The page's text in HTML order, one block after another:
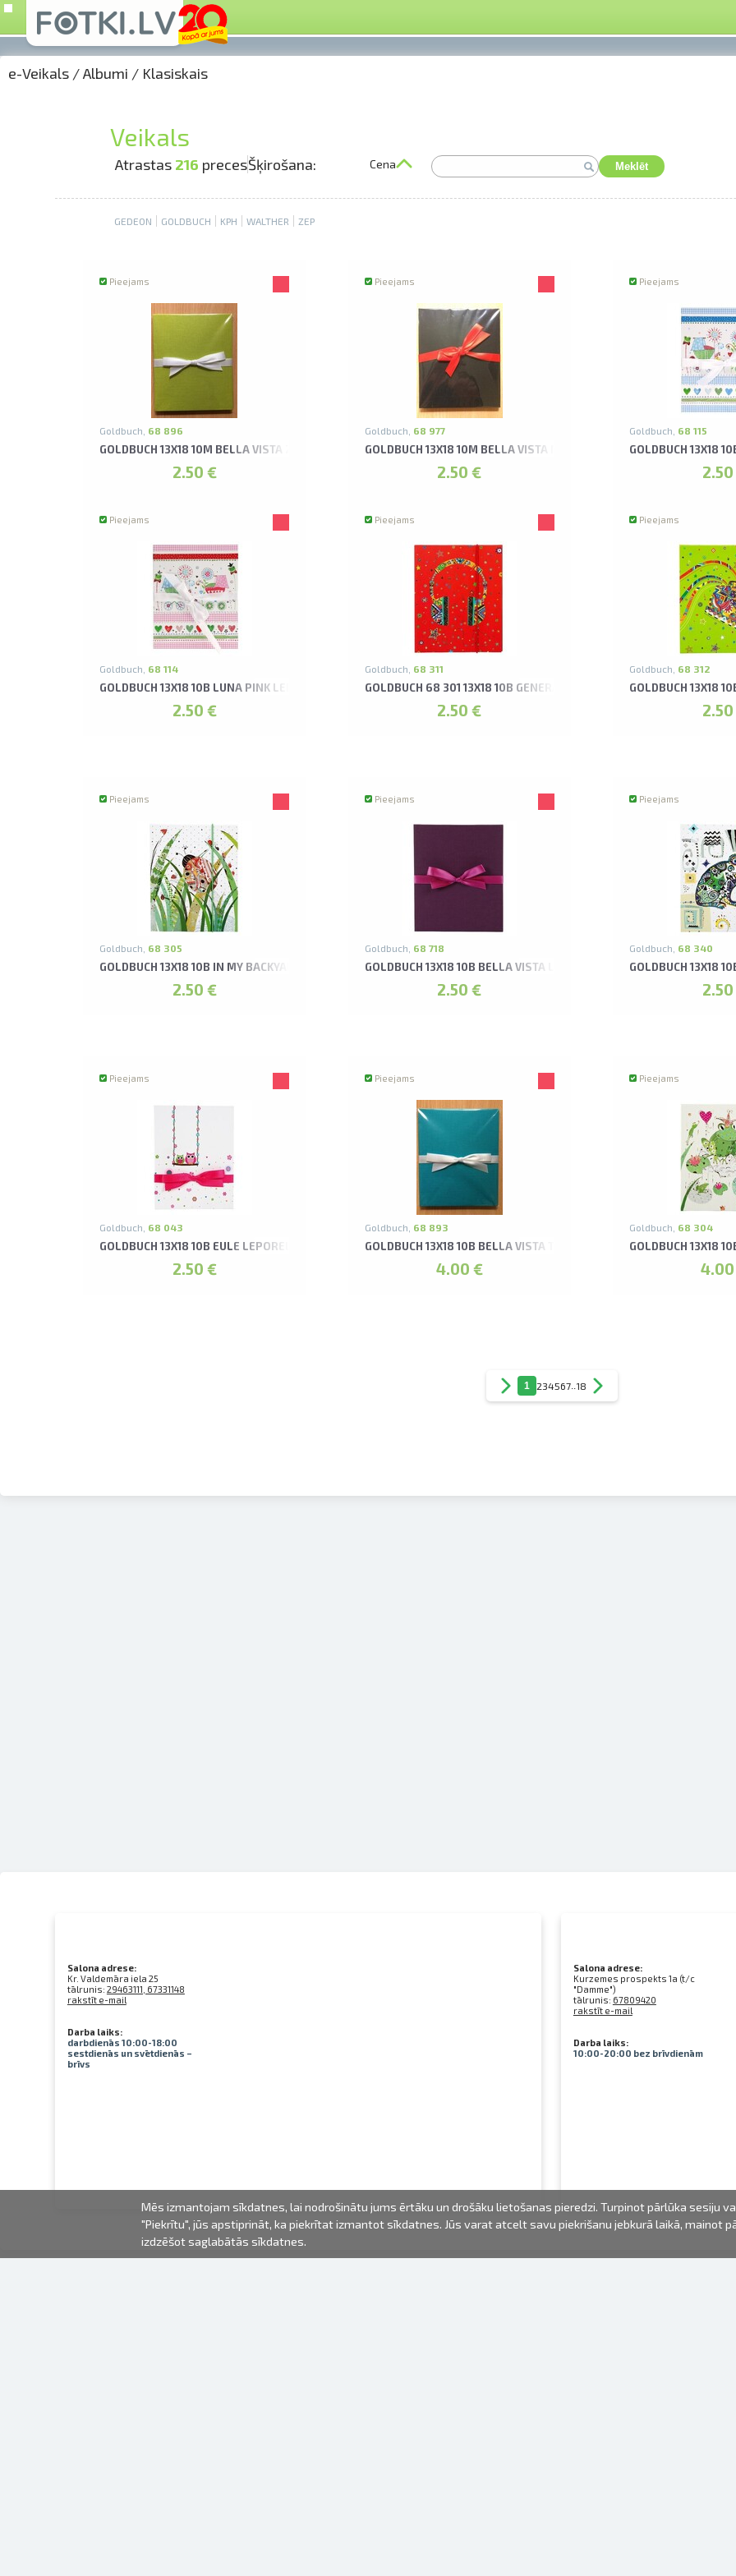
e-Veikals /Albumi / Klasiskais
Veikals
Atrastas 216 precesŠķirošana: Cena Meklēt
Pieejams
Goldbuch, 68 896
GOLDBUCH 13X18 10M BELLA VISTA ZAĻŠ LEPORELLO ALBUMS
2.50 €
Pieejams
Goldbuch, 68 977
GOLDBUCH 13X18 10M BELLA VISTA MELNS LEPORELLO ALBUMS
2.50 €
Pieejams
Goldbuch, 68 115
GOLDBUCH 13X18
Pieejams
Goldbuch, 68 114
GOLDBUCH 13X18 10B LUNA PINK LEPORELLO ALBUMS*
2.50 €
Pieejams
Goldbuch, 68 311
GOLDBUCH 68 301 13X18 10B GENERATION Y MUSIC LEPORELLO
2.50 €
Pieejams
Goldbuch, 68 312
GOLDBUCH 13X18
Pieejams
Goldbuch, 68 305
GOLDBUCH 13X18 10B IN MY BACKYARD LADY BUG LEPORELLO ALBUMS
2.50 €
Pieejams
Goldbuch, 68 718
GOLDBUCH 13X18 10B BELLA VISTA LILLĀ LEPORELLO ALBUMS
2.50 €
Pieejams
Goldbuch, 68 340
GOLDBUCH 13X18
Pieejams
Goldbuch, 68 043
GOLDBUCH 13X18 10B EULE LEPORELLO ALBUMS*
2.50 €
Pieejams
Goldbuch, 68 893
GOLDBUCH 13X18 10B BELLA VISTA TIRKĪZZILS LEPORELLO ALBUMS
4.00 €
Pieejams
Goldbuch, 68 304
GOLDBUCH 13X18
GEDEON GOLDBUCH KPH WALTHER ZEP
1 234567..18
Salona adrese:
Kr. Valdemāra iela 25
tālrunis: 29463111, 67331148
rakstīt e-mail
Darba laiks:
darbdienās 10:00-18:00
sestdienās un svētdienās –
brīvs
Salona adrese:
Kurzemes prospekts 1a (t/c
"Damme")
tālrunis: 67809420
rakstīt e-mail
Darba laiks:
10:00-20:00 bez brīvdienām
Mēs izmantojam sīkdatnes, lai nodrošinātu jums ērtāku un drošāku lietošanas pieredzi. Turpinot pārlūka sesiju
"Piekrītu", jūs apstiprināt, ka piekrītat izmantot sīkdatnes. Jūs varat atcelt savu piekrišanu jebkurā laikā, mainot
izdzēšot saglabātās sīkdatnes.